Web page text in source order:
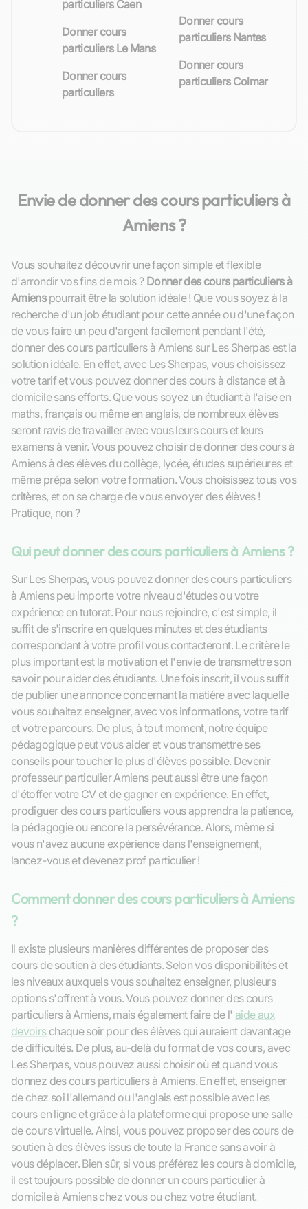
particuliers Caen
Donner cours
particuliers Le Mans
Donner cours
particuliers
Donner cours
particuliers Nantes
Donner cours
particuliers Colmar
Envie de donner des cours particuliers à
Amiens ?
Vous souhaitez découvrir une façon simple et flexible
d'arrondir vos fins de mois ? Donner des cours particuliers à
Amienspourrait être la solution idéale ! Que vous soyez à la
recherche d'un job étudiant pour cette année ou d'une façon
de vous faire un peu d'argent facilement pendant l'été,
donner des cours particuliers à Amiens sur Les Sherpas est la
solution idéale. En effet, avec Les Sherpas, vous choisissez
votre tarif et vous pouvez donner des cours à distance et à
domicile sans efforts. Que vous soyez un étudiant à l'aise en
maths, français ou même en anglais, de nombreux élèves
seront ravis de travailler avec vous leurs cours et leurs
examens à venir. Vous pouvez choisir de donner des cours à
Amiens à des élèves du collège, lycée, études supérieures et
même prépa selon votre formation. Vous choisissez tous vos
critères, et on se charge de vous envoyer des élèves !
Pratique, non ?
Qui peut donner des cours particuliers à Amiens ?
Sur Les Sherpas, vous pouvez donner des cours particuliers
à Amiens peu importe votre niveau d'études ou votre
expérience en tutorat. Pour nous rejoindre, c'est simple, il
suffit de s'inscrire en quelques minutes et des étudiants
correspondant à votre profil vous contacteront. Le critère le
plus important est la motivation et l'envie de transmettre son
savoir pour aider des étudiants. Une fois inscrit, il vous suffit
de publier une annonce concernant la matière avec laquelle
vous souhaitez enseigner, avec vos informations, votre tarif
et votre parcours. De plus, à tout moment, notre équipe
pédagogique peut vous aider et vous transmettre ses
conseils pour toucher le plus d'élèves possible. Devenir
professeur particulier Amiens peut aussi être une façon
d'étoffer votre CV et de gagner en expérience. En effet,
prodiguer des cours particuliers vous apprendra la patience,
la pédagogie ou encore la persévérance. Alors, même si
vous n'avez aucune expérience dans l'enseignement,
lancez-vous et devenez prof particulier !
Comment donner des cours particuliers à Amiens
?
Il existe plusieurs manières différentes de proposer des
cours de soutien à des étudiants. Selon vos disponibilités et
les niveaux auxquels vous souhaitez enseigner, plusieurs
options s'offrent à vous. Vous pouvez donner des cours
particuliers à Amiens, mais également faire de l' aide aux
devoirschaque soir pour des élèves qui auraient davantage
de difficultés. De plus, au-delà du format de vos cours, avec
Les Sherpas, vous pouvez aussi choisir où et quand vous
donnez des cours particuliers à Amiens. En effet, enseigner
de chez soi l'allemand ou l'anglais est possible avec les
cours en ligne et grâce à la plateforme qui propose une salle
de cours virtuelle. Ainsi, vous pouvez proposer des cours de
soutien à des élèves issus de toute la France sans avoir à
vous déplacer. Bien sûr, si vous préférez les cours à domicile,
il est toujours possible de donner un cours particulier à
domicile à Amiens chez vous ou chez votre étudiant.